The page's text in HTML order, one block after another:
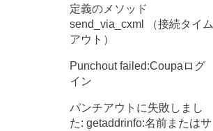
定義のメソッド
send_via_cxml （接続タイム
アウト）
Punchout failed:Coupaログ
イン
パンチアウトに失敗しまし
た: getaddrinfo:名前またはサ